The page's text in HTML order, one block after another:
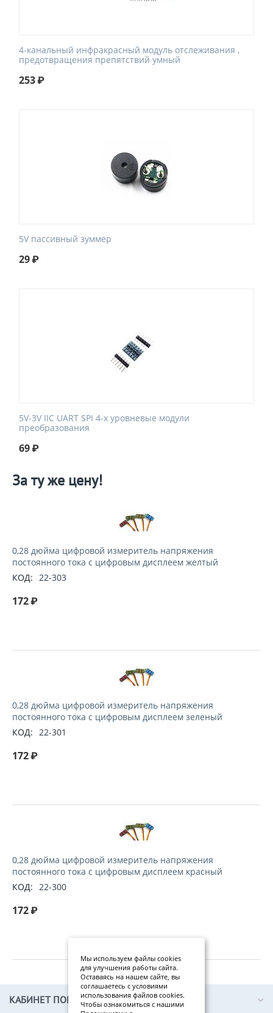
4-канальный инфракрасный модуль отслеживания ,
предотвращения препятствий умный
253₽
5V пассивный зуммер
29₽
5V-3V IIC UART SPI 4-х уровневые модули
преобразования
69₽
За ту же цену!
0,28 дюйма цифровой измеритель напряжения
постоянного тока с цифровым дисплеем желтый
КОД: 22-303
172₽
0,28 дюйма цифровой измеритель напряжения
постоянного тока с цифровым дисплеем зеленый
КОД: 22-301
172₽
0,28 дюйма цифровой измеритель напряжения
постоянного тока с цифровым дисплеем красный
КОД: 22-300
172₽
КАБИНЕТ ПОКУПАТЕЛЯ
Мы используем файлы cookies
для улучшения работы сайта.
Оставаясь на нашем сайте, вы
соглашаетесь с условиями
использования файлов cookies.
Чтобы ознакомиться с нашими